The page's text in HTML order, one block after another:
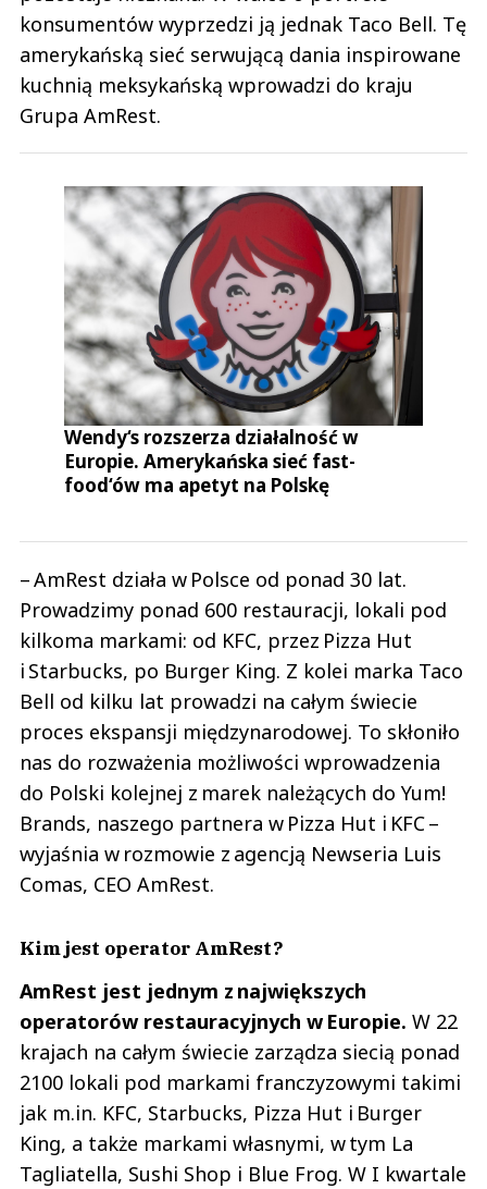
konsumentów wyprzedzi ją jednak Taco Bell. Tę
amerykańską sieć serwującą dania inspirowane
kuchnią meksykańską wprowadzi do kraju
Grupa AmRest.
Wendy‘s rozszerza działalność w
Europie. Amerykańska sieć fast-
food‘ów ma apetyt na Polskę
– AmRest działa w Polsce od ponad 30 lat.
Prowadzimy ponad 600 restauracji, lokali pod
kilkoma markami: od KFC, przez Pizza Hut
i Starbucks, po Burger King. Z kolei marka Taco
Bell od kilku lat prowadzi na całym świecie
proces ekspansji międzynarodowej. To skłoniło
nas do rozważenia możliwości wprowadzenia
do Polski kolejnej z marek należących do Yum!
Brands, naszego partnera w Pizza Hut i KFC –
wyjaśnia w rozmowie z agencją Newseria Luis
Comas, CEO AmRest.
Kim jest operator AmRest?
AmRest jest jednym z największych
operatorów restauracyjnych w Europie. W 22
krajach na całym świecie zarządza siecią ponad
2100 lokali pod markami franczyzowymi takimi
jak m.in. KFC, Starbucks, Pizza Hut i Burger
King, a także markami własnymi, w tym La
Tagliatella, Sushi Shop i Blue Frog. W I kwartale